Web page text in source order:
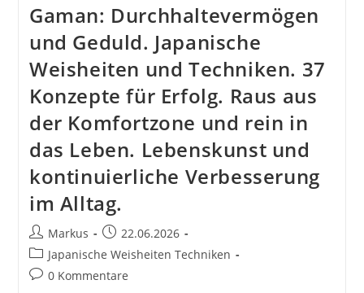
Gaman: Durchhaltevermögen
und Geduld. Japanische
Weisheiten und Techniken. 37
Konzepte für Erfolg. Raus aus
der Komfortzone und rein in
das Leben. Lebenskunst und
kontinuierliche Verbesserung
im Alltag.
Beitrags-
Autor:
Markus
Beitrag
veröffentlicht:
22.06.2026
Beitrags-
Kategorie:
Japanische Weisheiten Techniken
Beitrags-
0 Kommentare